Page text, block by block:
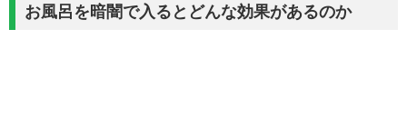
お風呂を暗闇で入るとどんな効果があるのか